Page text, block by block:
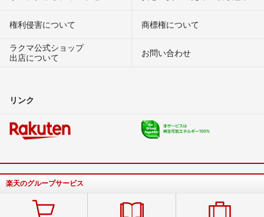
権利侵害について
商標権について
ラクマ公式ショップ
出店について
お問い合わせ
リンク
楽天のグループサービス